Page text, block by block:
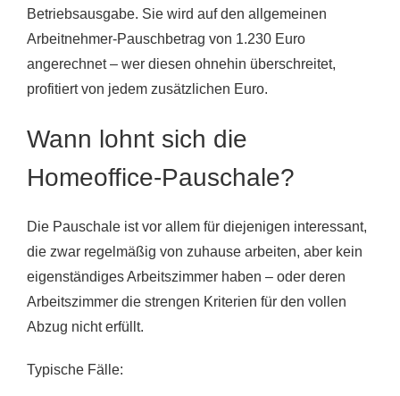
Betriebsausgabe. Sie wird auf den allgemeinen
Arbeitnehmer-Pauschbetrag von 1.230 Euro
angerechnet – wer diesen ohnehin überschreitet,
profitiert von jedem zusätzlichen Euro.
Wann lohnt sich die
Homeoffice-Pauschale?
Die Pauschale ist vor allem für diejenigen interessant,
die zwar regelmäßig von zuhause arbeiten, aber kein
eigenständiges Arbeitszimmer haben – oder deren
Arbeitszimmer die strengen Kriterien für den vollen
Abzug nicht erfüllt.
Typische Fälle: